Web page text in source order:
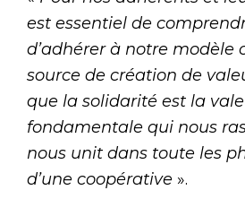
est essentiel de
d’adhérer à notre modèle
source de création de
que la solidarité est la
fondamentale qui nous
nous unit dans toute les
d’une coopérative ».